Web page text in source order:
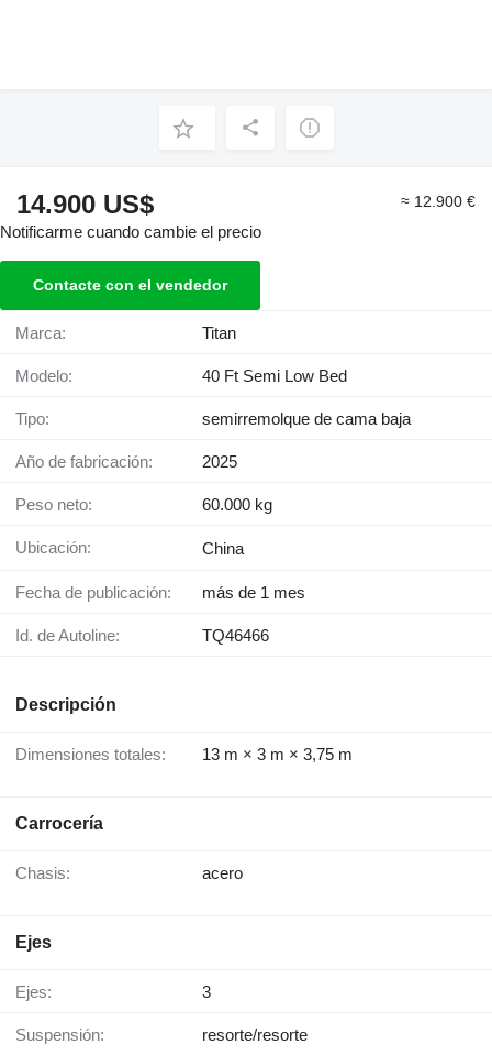
14.900 US$ ≈ 12.900 €
Notificarme cuando cambie el precio
Contacte con el vendedor
Marca: Titan
Modelo: 40 Ft Semi Low Bed
Tipo: semirremolque de cama baja
Año de fabricación: 2025
Peso neto: 60.000 kg
Ubicación: China
Fecha de publicación: más de 1 mes
Id. de Autoline: TQ46466
Descripción
Dimensiones totales: 13 m × 3 m × 3,75 m
Carrocería
Chasis: acero
Ejes
Ejes: 3
Suspensión: resorte/resorte